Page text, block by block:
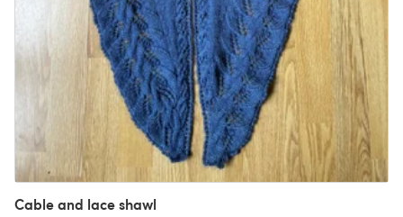
Cable and lace shawl